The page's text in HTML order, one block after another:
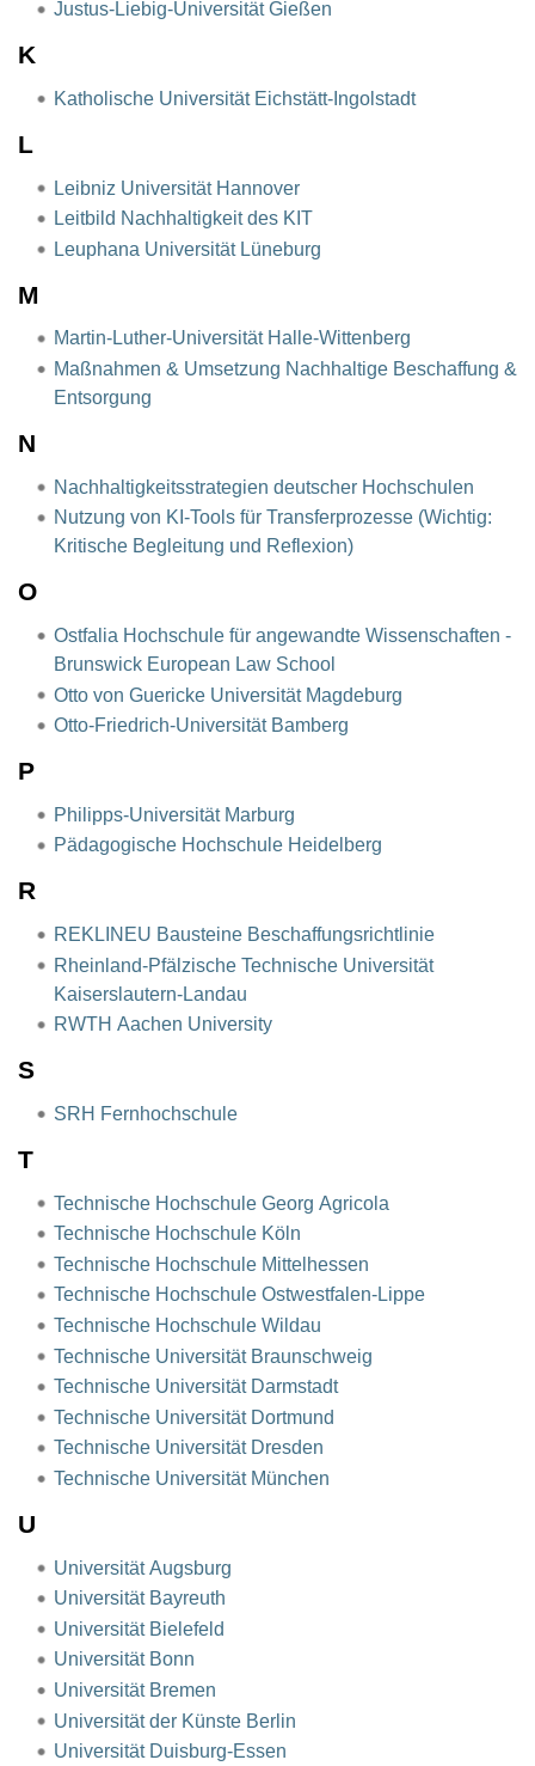
Justus-Liebig-Universität Gießen
K
Katholische Universität Eichstätt-Ingolstadt
L
Leibniz Universität Hannover
Leitbild Nachhaltigkeit des KIT
Leuphana Universität Lüneburg
M
Martin-Luther-Universität Halle-Wittenberg
Maßnahmen & Umsetzung Nachhaltige Beschaffung &
Entsorgung
N
Nachhaltigkeitsstrategien deutscher Hochschulen
Nutzung von KI-Tools für Transferprozesse (Wichtig:
Kritische Begleitung und Reflexion)
O
Ostfalia Hochschule für angewandte Wissenschaften -
Brunswick European Law School
Otto von Guericke Universität Magdeburg
Otto-Friedrich-Universität Bamberg
P
Philipps-Universität Marburg
Pädagogische Hochschule Heidelberg
R
REKLINEU Bausteine Beschaffungsrichtlinie
Rheinland-Pfälzische Technische Universität
Kaiserslautern-Landau
RWTH Aachen University
S
SRH Fernhochschule
T
Technische Hochschule Georg Agricola
Technische Hochschule Köln
Technische Hochschule Mittelhessen
Technische Hochschule Ostwestfalen-Lippe
Technische Hochschule Wildau
Technische Universität Braunschweig
Technische Universität Darmstadt
Technische Universität Dortmund
Technische Universität Dresden
Technische Universität München
U
Universität Augsburg
Universität Bayreuth
Universität Bielefeld
Universität Bonn
Universität Bremen
Universität der Künste Berlin
Universität Duisburg-Essen